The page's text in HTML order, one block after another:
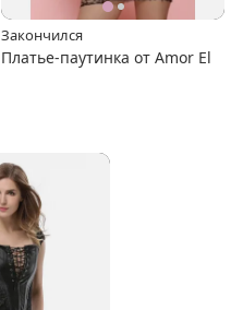
Закончился
Платье-паутинка от Amor El